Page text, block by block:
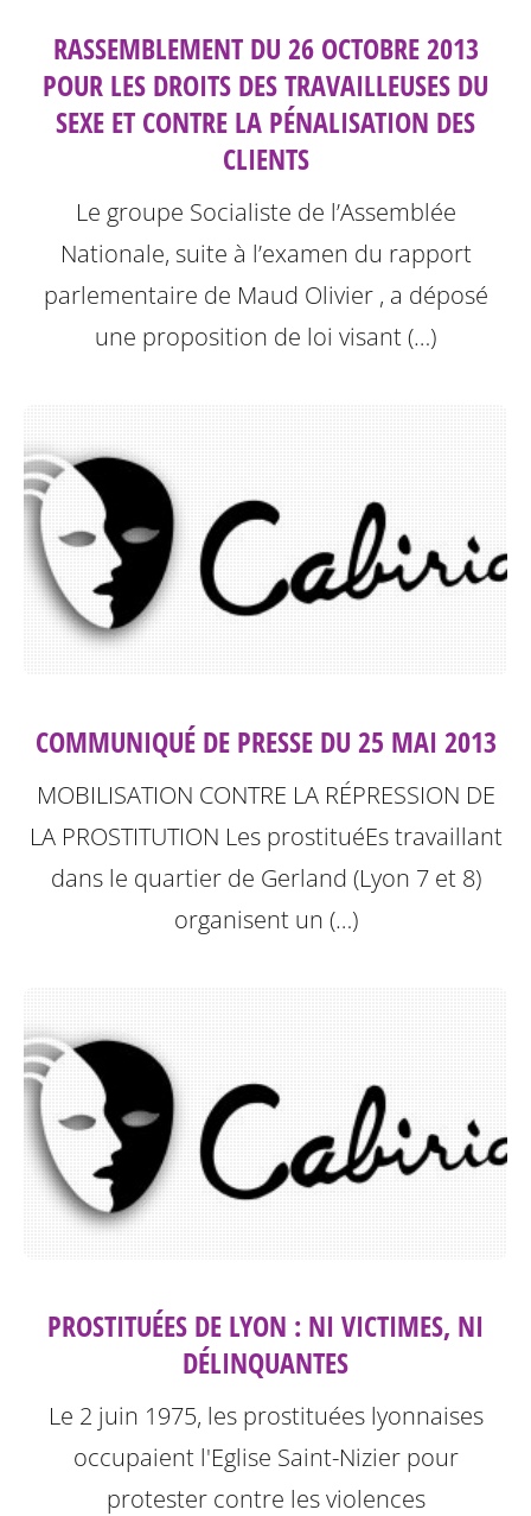
RASSEMBLEMENT DU 26 OCTOBRE 2013
POUR LES DROITS DES TRAVAILLEUSES DU
SEXE ET CONTRE LA PÉNALISATION DES
CLIENTS
Le groupe Socialiste de l’Assemblée
Nationale, suite à l’examen du rapport
parlementaire de Maud Olivier , a déposé
une proposition de loi visant (…)
COMMUNIQUÉ DE PRESSE DU 25 MAI 2013
MOBILISATION CONTRE LA RÉPRESSION DE
LA PROSTITUTION Les prostituéEs travaillant
dans le quartier de Gerland (Lyon 7 et 8)
organisent un (…)
PROSTITUÉES DE LYON : NI VICTIMES, NI
DÉLINQUANTES
Le 2 juin 1975, les prostituées lyonnaises
occupaient l'Eglise Saint-Nizier pour
protester contre les violences